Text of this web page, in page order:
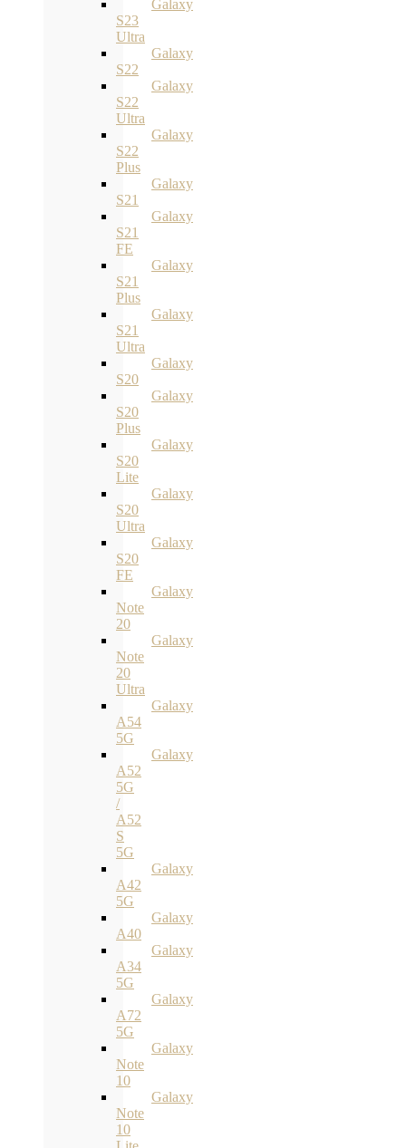
Galaxy
S23
Ultra
Galaxy
S22
Galaxy
S22
Ultra
Galaxy
S22
Plus
Galaxy
S21
Galaxy
S21
FE
Galaxy
S21
Plus
Galaxy
S21
Ultra
Galaxy
S20
Galaxy
S20
Plus
Galaxy
S20
Lite
Galaxy
S20
Ultra
Galaxy
S20
FE
Galaxy
Note
20
Galaxy
Note
20
Ultra
Galaxy
A54
5G
Galaxy
A52
5G
/
A52
S
5G
Galaxy
A42
5G
Galaxy
A40
Galaxy
A34
5G
Galaxy
A72
5G
Galaxy
Note
10
Galaxy
Note
10